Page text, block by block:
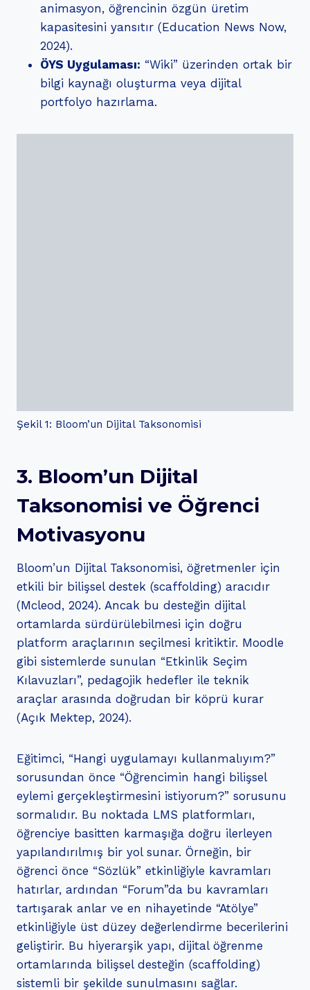
animasyon, öğrencinin özgün üretim
kapasitesini yansıtır (Education News Now,
2024).
ÖYS Uygulaması: “Wiki” üzerinden ortak bir
bilgi kaynağı oluşturma veya dijital
portfolyo hazırlama.
Şekil 1: Bloom’un Dijital Taksonomisi
3. Bloom’un Dijital
Taksonomisi ve Öğrenci
Motivasyonu
Bloom’un Dijital Taksonomisi, öğretmenler için
etkili bir bilişsel destek (scaffolding) aracıdır
(Mcleod, 2024). Ancak bu desteğin dijital
ortamlarda sürdürülebilmesi için doğru
platform araçlarının seçilmesi kritiktir. Moodle
gibi sistemlerde sunulan “Etkinlik Seçim
Kılavuzları”, pedagojik hedefler ile teknik
araçlar arasında doğrudan bir köprü kurar
(Açık Mektep, 2024).
Eğitimci, “Hangi uygulamayı kullanmalıyım?”
sorusundan önce “Öğrencimin hangi bilişsel
eylemi gerçekleştirmesini istiyorum?” sorusunu
sormalıdır. Bu noktada LMS platformları,
öğrenciye basitten karmaşığa doğru ilerleyen
yapılandırılmış bir yol sunar. Örneğin, bir
öğrenci önce “Sözlük” etkinliğiyle kavramları
hatırlar, ardından “Forum”da bu kavramları
tartışarak anlar ve en nihayetinde “Atölye”
etkinliğiyle üst düzey değerlendirme becerilerini
geliştirir. Bu hiyerarşik yapı, dijital öğrenme
ortamlarında bilişsel desteğin (scaffolding)
sistemli bir şekilde sunulmasını sağlar.